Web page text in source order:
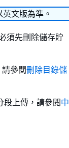
文版為準。
須先刪除儲存貯
參閱刪除目錄儲
段上傳，請參閱中